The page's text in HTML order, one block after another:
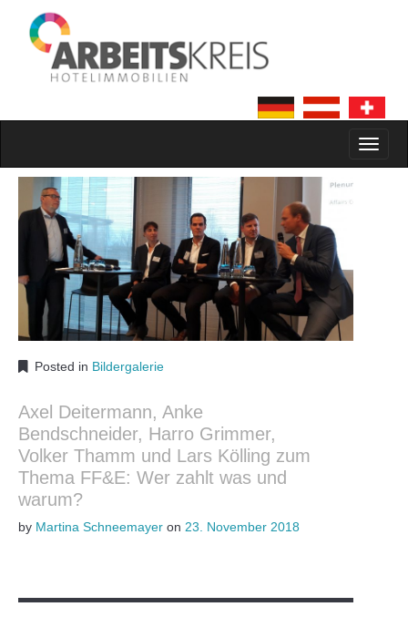
Posted in Bildergalerie
Axel Deitermann, Anke
Bendschneider, Harro Grimmer,
Volker Thamm und Lars Kölling zum
Thema FF&E: Wer zahlt was und
warum?
by Martina Schneemayer on 23. November 2018